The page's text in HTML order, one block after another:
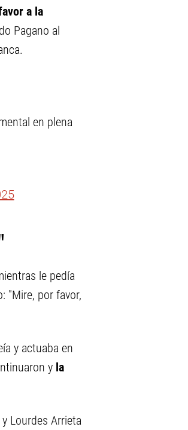
a la
Pagano al
en plena
le pedía
"Mire, por favor,
y actuaba en
y la
Lourdes Arrieta